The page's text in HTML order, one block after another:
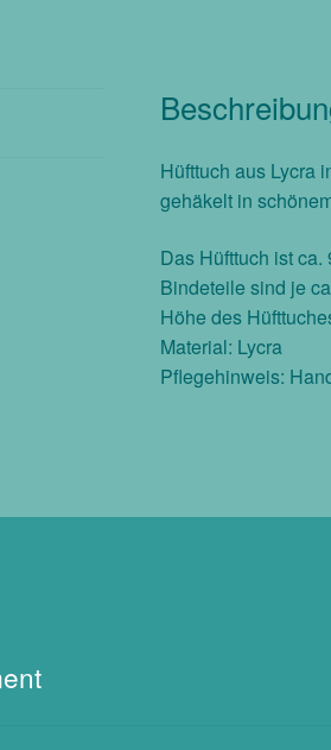
M
Hüfttuch aus Lycra
gehäkelt in
Das Hüfttuch ist
Bindeteile sind je
Höhe des
Material: Lycra
Pflegehinweis: